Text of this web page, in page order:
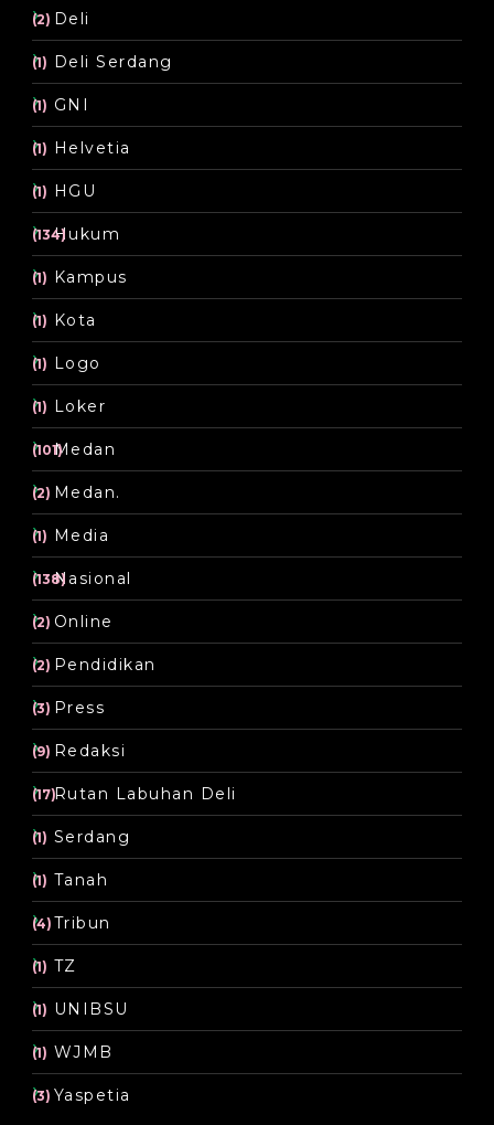
Deli
(2)
Deli Serdang
(1)
GNI
(1)
Helvetia
(1)
HGU
(1)
Hukum
(134)
Kampus
(1)
Kota
(1)
Logo
(1)
Loker
(1)
Medan
(101)
Medan.
(2)
Media
(1)
Nasional
(138)
Online
(2)
Pendidikan
(2)
Press
(3)
Redaksi
(9)
Rutan Labuhan Deli
(17)
Serdang
(1)
Tanah
(1)
Tribun
(4)
TZ
(1)
UNIBSU
(1)
WJMB
(1)
Yaspetia
(3)